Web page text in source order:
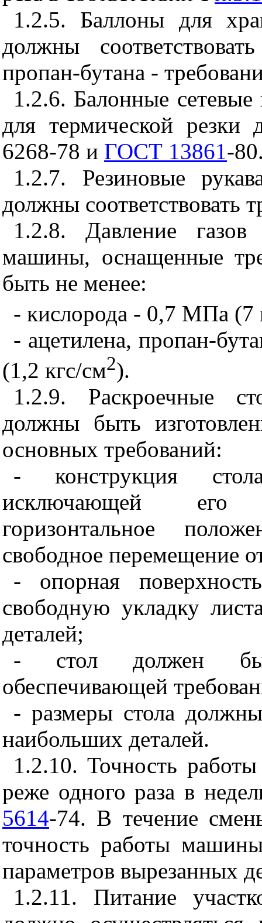
1.2.5. Баллоны для
должны
пропан-бутана -
1.2.6. Балонные
для термической резки
6268-78 и ГОСТ 13861-
1.2.7. Резиновые
должны соответствовать
1.2.8. Давление газов
машины, оснащенные
быть не менее:
- кислорода - 0,7 МПа (7
- ацетилена, пропан-
(1,2 кгс/см2).
1.2.9. Раскроечные
должны быть
основных требований:
- конструкция
исключающей его
горизонтальное
свободное перемещение
- опорная
свободную укладку
деталей;
- стол должен
обеспечивающей
- размеры стола
наибольших деталей.
1.2.10. Точность
реже одного раза в
5614-74. В течение
точность работы
параметров вырезанных
1.2.11. Питание